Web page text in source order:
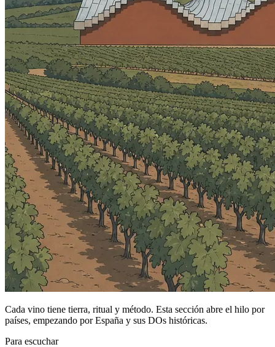
Cada vino tiene tierra, ritual y método. Esta sección abre el hilo por
países, empezando por España y sus DOs históricas.
Para escuchar